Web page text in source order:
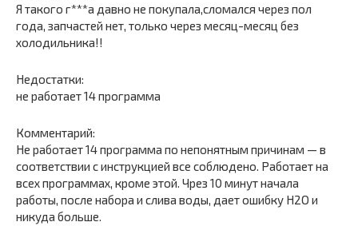
Я такого г***а давно не покупала,сломался через пол
года, запчастей нет, только через месяц-месяц без
холодильника!!
Недостатки:
не работает 14 программа
Комментарий:
Не работает 14 программа по непонятным причинам — в
соответствии с инструкцией все соблюдено. Работает на
всех программах, кроме этой. Чрез 10 минут начала
работы, после набора и слива воды, дает ошибку Н2О и
никуда больше.